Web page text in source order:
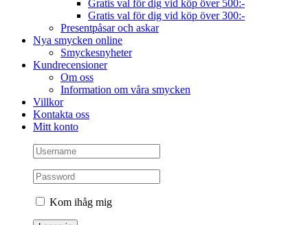
Gratis val för dig vid köp över 500:-
Gratis val för dig vid köp över 300:-
Presentpåsar och askar
Nya smycken online
Smyckesnyheter
Kundrecensioner
Om oss
Information om våra smycken
Villkor
Kontakta oss
Mitt konto
Kom ihåg mig